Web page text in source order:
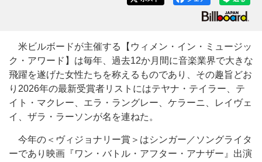
米ビルボードが主催する【ウィメン・イン・ミュージッ
ク・アワード】は毎年、過去12か月間に音楽業界で大きな
飛躍を遂げた女性たちを称えるものであり、その趣旨どお
り2026年の最新受賞者リストにはテヤナ・テイラー、テ
イト・マクレー、エラ・ラングレー、ケラーニ、レイヴェ
イ、ザラ・ラーソンが名を連ねた。
今年の＜ヴィジョナリー賞＞はシンガー／ソングライタ
ーであり映画『ワン・バトル・アフター・アナザー』出演